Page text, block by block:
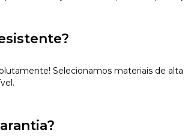
Selecionamos materiais de